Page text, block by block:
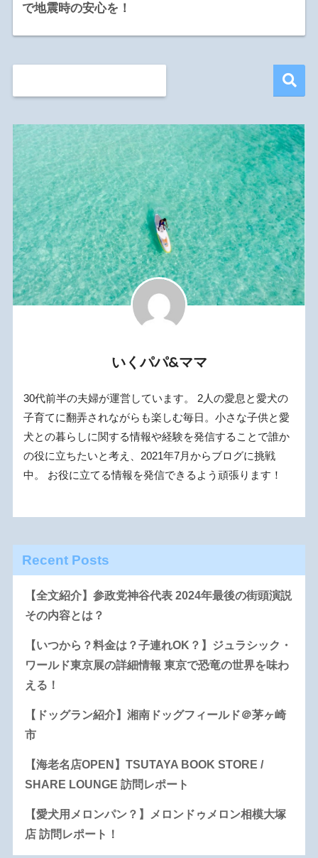
で地震時の安心を！
いくパパ&ママ
30代前半の夫婦が運営しています。 2人の愛息と愛犬の
子育てに翻弄されながらも楽しむ毎日。小さな子供と愛
犬との暮らしに関する情報や経験を発信することで誰か
の役に立ちたいと考え、2021年7月からブログに挑戦
中。 お役に立てる情報を発信できるよう頑張ります！
Recent Posts
【全文紹介】参政党神谷代表 2024年最後の街頭演説
その内容とは？
【いつから？料金は？子連れOK？】ジュラシック・
ワールド東京展の詳細情報 東京で恐竜の世界を味わ
える！
【ドッグラン紹介】湘南ドッグフィールド＠茅ヶ崎
市
【海老名店OPEN】TSUTAYA BOOK STORE /
SHARE LOUNGE 訪問レポート
【愛犬用メロンパン？】メロンドゥメロン相模大塚
店 訪問レポート！